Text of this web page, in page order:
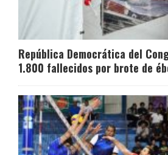
República Democrática del
1.800 fallecidos por brote de